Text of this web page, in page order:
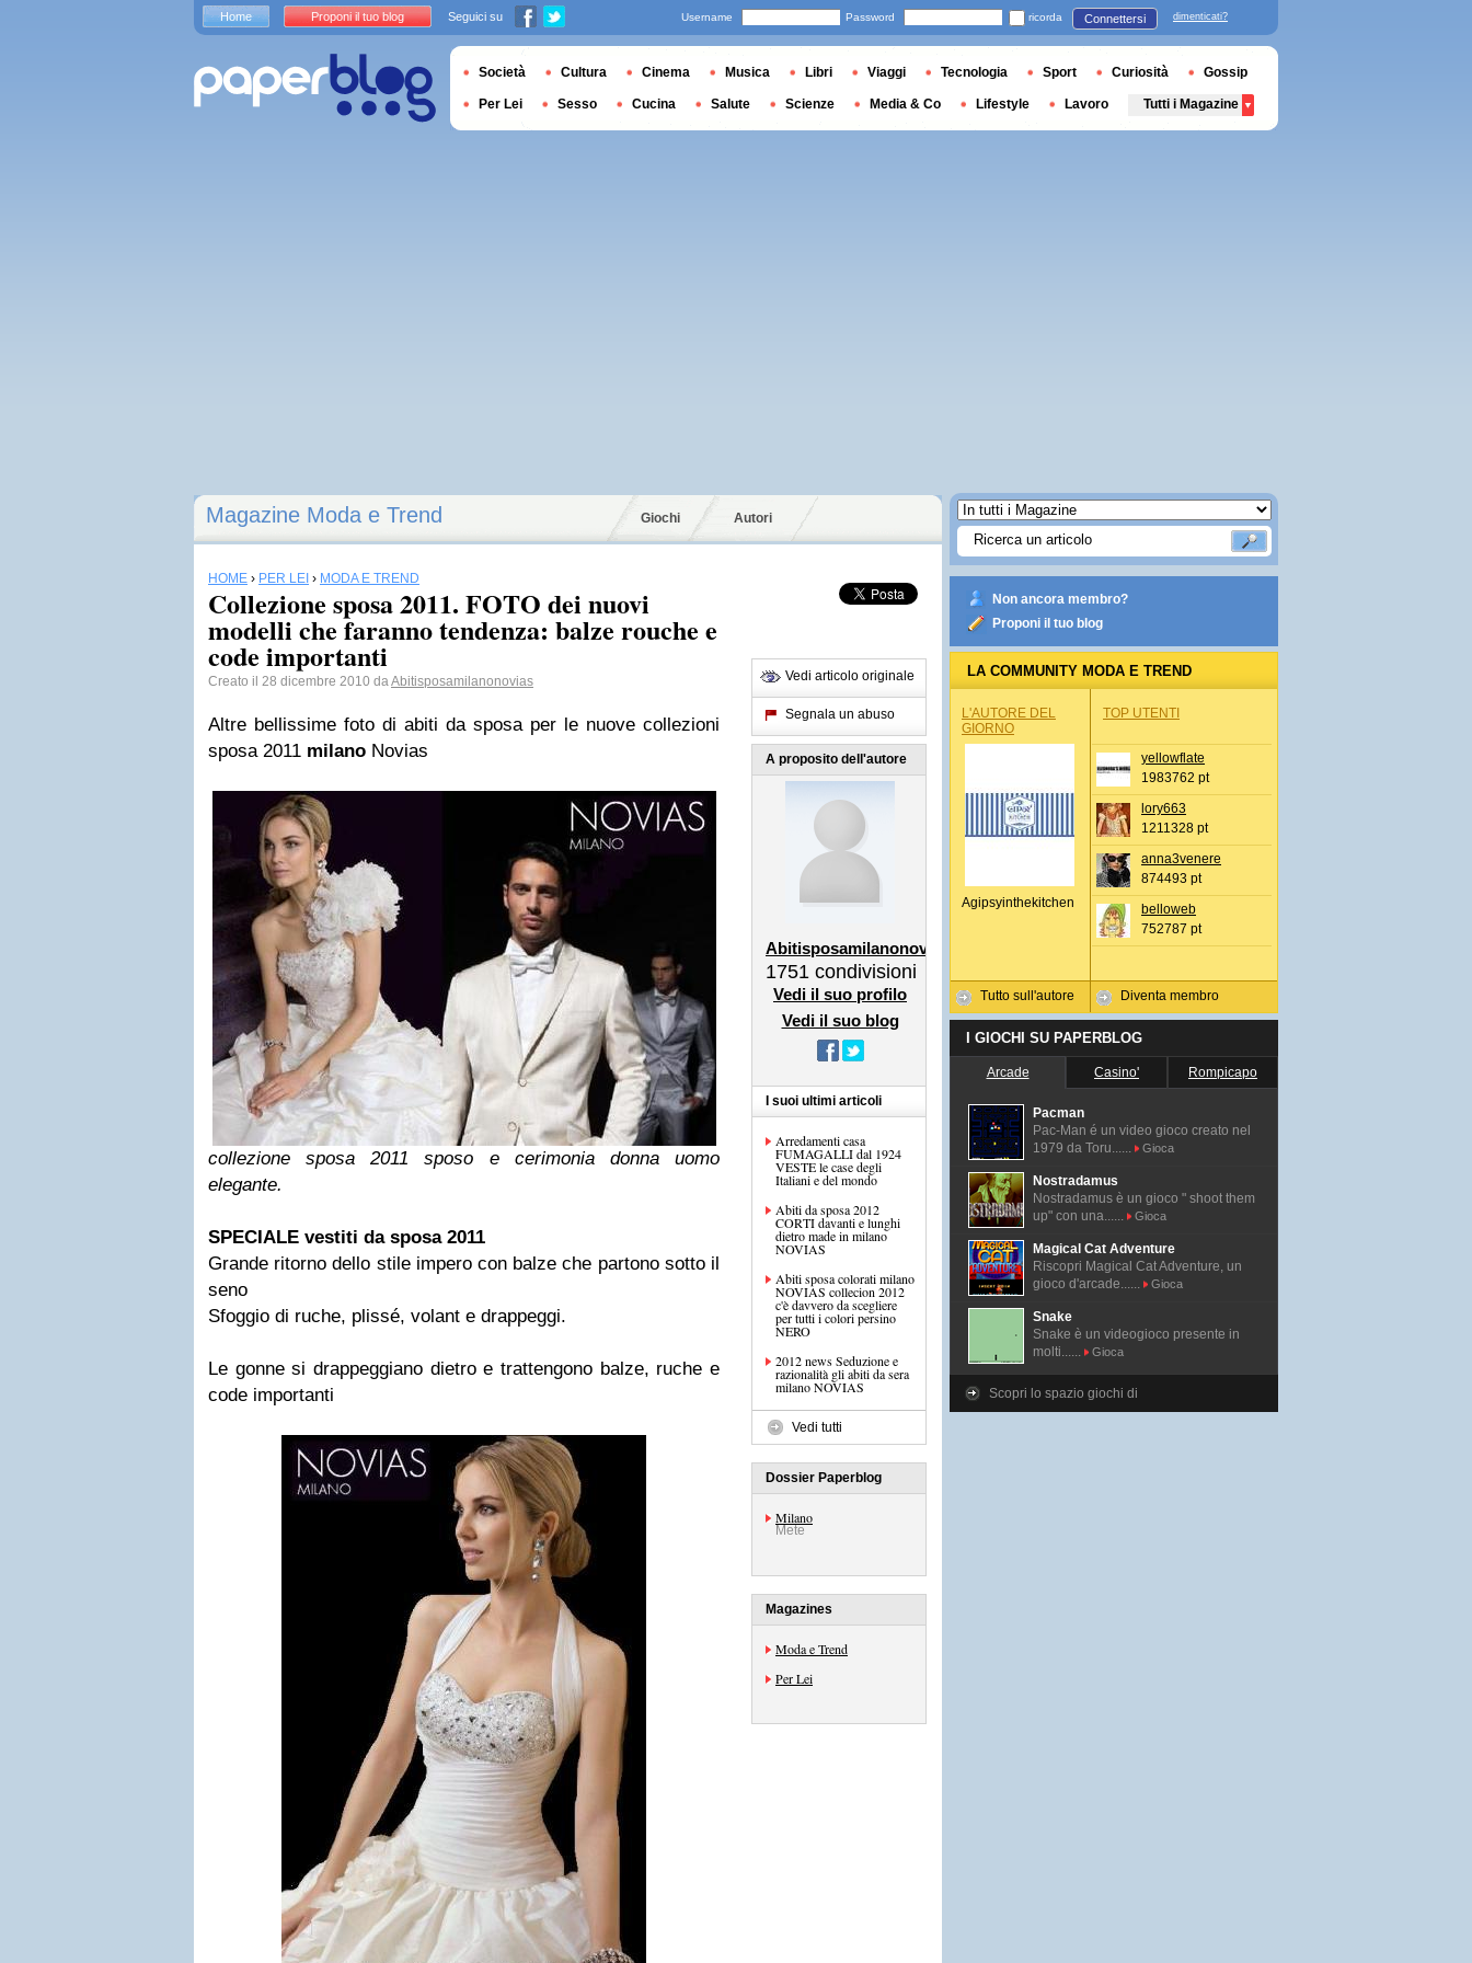
Magazine Moda e Trend Giochi Autori
HOME › PER LEI › MODA E TREND
Collezione sposa 2011. FOTO dei nuovi
modelli che faranno tendenza: balze rouche e
code importanti
Creato il 28 dicembre 2010 daAbitisposamilanonovias
Altre bellissime foto di abiti da sposa per le nuove collezioni
sposa 2011 milano Novias
collezione sposa 2011 sposo e cerimonia donna uomo
elegante.
SPECIALE vestiti da sposa 2011
Grande ritorno dello stile impero con balze che partono sotto il
seno
Sfoggio di ruche, plissé, volant e drappeggi.
Le gonne si drappeggiano dietro e trattengono balze, ruche e
code importanti
Vedi articolo originale
Segnala un abuso
A proposito dell'autore
Abitisposamilanonovias
1751 condivisioni
Vedi il suo profilo
Vedi il suo blog
I suoi ultimi articoli
Arredamenti casa
FUMAGALLI dal 1924
VESTE le case degli
Italiani e del mondo
Abiti da sposa 2012
CORTI davanti e lunghi
dietro made in milano
NOVIAS
Abiti sposa colorati milano
NOVIAS collecion 2012
c'è davvero da scegliere
per tutti i colori persino
NERO
2012 news Seduzione e
razionalità gli abiti da sera
milano NOVIAS
Vedi tutti
Dossier Paperblog
Milano
Mete
Magazines
Moda e Trend
Per Lei
Non ancora membro?
Proponi il tuo blog
LA COMMUNITY MODA E TREND
L'AUTORE DEL
GIORNO
Agipsyinthekitchen
Tutto sull'autore
TOP UTENTI
yellowflate
1983762 pt
lory663
1211328 pt
anna3venere
874493 pt
belloweb
752787 pt
Diventa membro
I GIOCHI SU PAPERBLOG
Arcade Casino' Rompicapo
Pacman
Pac-Man é un video gioco creato nel
1979 da Toru......
Gioca
Nostradamus
Nostradamus è un gioco " shoot them
up" con una......
Gioca
Magical Cat Adventure
Riscopri Magical Cat Adventure, un
gioco d'arcade......
Gioca
Snake
Snake è un videogioco presente in
molti......
Gioca
Scopri lo spazio giochi di
Home Proponi il tuo blog Seguici su Username Password ricorda Connettersi dimenticati?
Società Cultura Cinema Musica Libri Viaggi Tecnologia Sport Curiosità Gossip
Per Lei Sesso Cucina Salute Scienze Media & Co Lifestyle Lavoro Tutti i Magazine